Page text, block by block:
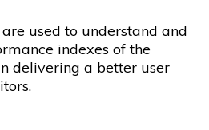
used to understand and
indexes of the
delivering a better user